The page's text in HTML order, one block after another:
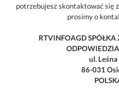
potrzebujesz skontaktować się
prosimy o
RTVINFOAGD
ul. Leśna
86-031